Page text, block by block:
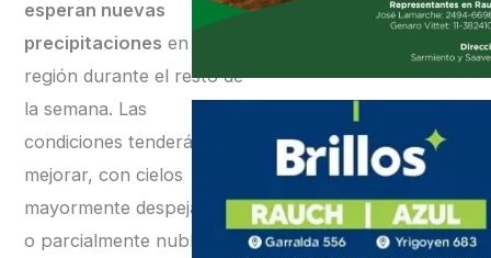
esperan nuevas
precipitaciones en la
región durante el resto de
la semana. Las
condiciones tenderán a
mejorar, con cielos
mayormente despejados
o parcialmente nublados,